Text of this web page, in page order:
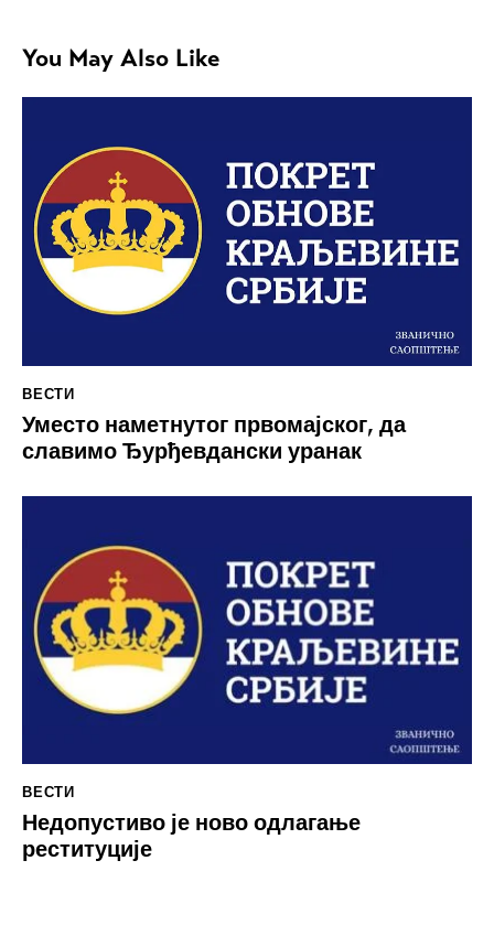
You May Also Like
ВЕСТИ
Уместо наметнутог првомајског, да
славимо Ђурђевдански уранак
ВЕСТИ
Недопустиво је ново одлагање
реституције